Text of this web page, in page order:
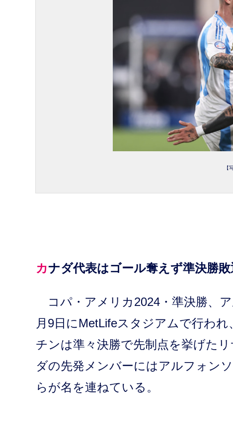
【
カナダ代表はゴール奪えず準決勝
コパ・アメリカ2024・準決勝、
月9日にMetLifeスタジアムで行わ
チンは準々決勝で先制点を挙げた
ダの先発メンバーにはアルフォン
らが名を連ねている。